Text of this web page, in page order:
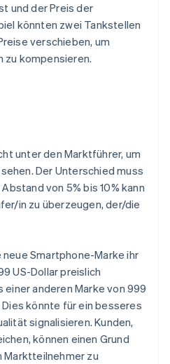
und der Preis der
könnten zwei Tankstellen
verschieben, um
zu kompensieren.
unter den Marktführer, um
Der Unterschied muss
von 5% bis 10% kann
in zu überzeugen, der/die
Smartphone-Marke ihr
US-Dollar preislich
anderen Marke von 999
könnte für ein besseres
signalisieren. Kunden,
können einen Grund
Marktteilnehmer zu